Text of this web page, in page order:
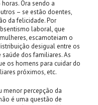
Ora sendo a
– se estão doentes,
da felicidade. Por
laboral, que
escamoteiam o
desigual entre os
dos familiares. As
os homens para cuidar do
próximos, etc.
menor percepção da
é uma questão de